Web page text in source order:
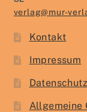
verlag@mur-
Kontakt
Impressum
Allgemeine